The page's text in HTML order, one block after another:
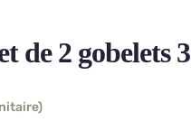
de 2 gobelets